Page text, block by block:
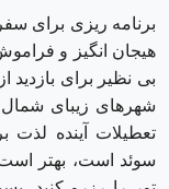
بی نظیر برای بازدید
شهرهای زیبای شمال
تعطیلات آینده
سوئد است، بهتر است